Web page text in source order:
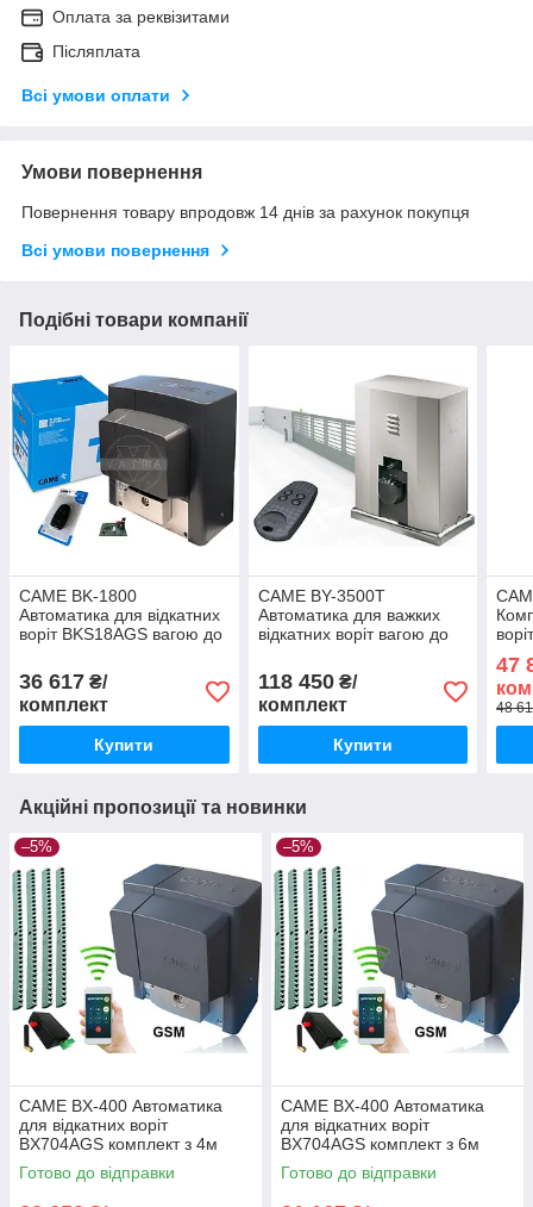
Оплата за реквізитами
Післяплата
Всі умови оплати
Умови повернення
Повернення товару впродовж 14 днів за рахунок покупця
Всі умови повернення
Подібні товари компанії
CAME BK-1800
Автоматика для відкатних
воріт BKS18AGS вагою до
36 617 ₴/
комплект
Купити
CAME BY-3500T
Автоматика для важких
відкатних воріт вагою до
118 450₴/
комплект
Купити
47
48
Акційні пропозиції та новинки
–5%
CAME BX-400 Автоматика
для відкатних воріт
BX704AGS комплект з 4м
рейки і gsm-модулем
Готово до відправки
–5%
CAME BX-400 Автоматика
для відкатних воріт
BX704AGS комплект з 6м
рейки і gsm-модулем
Готово до відправки